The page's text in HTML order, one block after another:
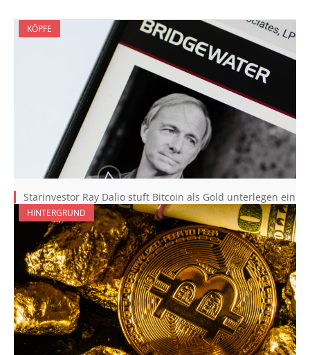
KÖPFE
Starinvestor Ray Dalio stuft Bitcoin als Gold unterlegen ein
HINTERGRUND